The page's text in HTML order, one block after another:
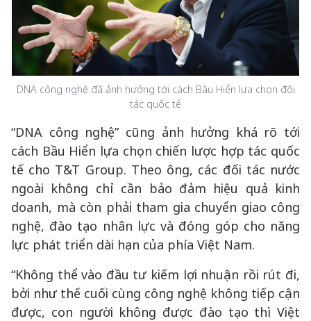
DNA công nghệ đã ảnh hưởng tới cách Bầu Hiển lựa chọn đối
tác quốc tế
“DNA công nghệ” cũng ảnh hưởng khá rõ tới
cách Bầu Hiển lựa chọn chiến lược hợp tác quốc
tế cho T&T Group. Theo ông, các đối tác nước
ngoài không chỉ cần bảo đảm hiệu quả kinh
doanh, mà còn phải tham gia chuyển giao công
nghệ, đào tạo nhân lực và đóng góp cho năng
lực phát triển dài hạn của phía Việt Nam.
“Không thể vào đầu tư kiếm lợi nhuận rồi rút đi,
bởi như thế cuối cùng công nghệ không tiếp cận
được, con người không được đào tạo thì Việt